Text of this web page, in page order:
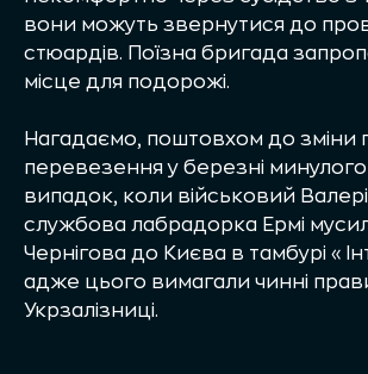
вони можуть звернутися до
стюардів. Поїзна бригада
місце для подорожі.
Нагадаємо, поштовхом до зміни
перевезення у березні
випадок, коли військовий
службова лабрадорка Ермі
Чернігова до Києва в тамбурі
адже цього вимагали чинні
Укрзалізниці.